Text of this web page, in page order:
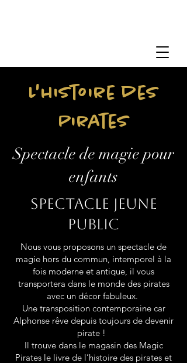
L'histoire des
Pirates
Spectacle de magie pour
enfants
Spectacle jeune
public
Nous vous proposons un spectacle de
magie hors du commun, intemporel à la
fois moderne et antique, il vous
transportera dans le monde des pirates
avec un décor fabuleux.
Une transposition contemporaine car
Alphonse rêve depuis toujours de devenir
pirate !
Il trouve dans le magasin des Magic
Pirates le livre de l’histoire des pirates et